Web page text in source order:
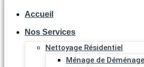
Accueil
Nos Services
Nettoyage Résidentiel
Ménage de